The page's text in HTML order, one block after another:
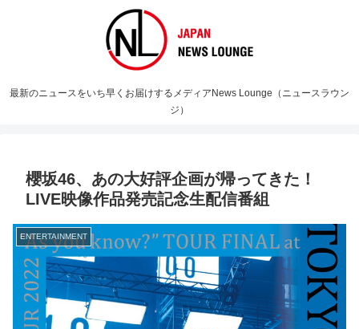
最新のニュースをいち早くお届けするメディアNews Lounge（ニュースラウン
ジ）
櫻坂46、あの大好評企画が帰ってきた！
LIVE映像作品発売記念生配信番組
ENTERTAINMENT